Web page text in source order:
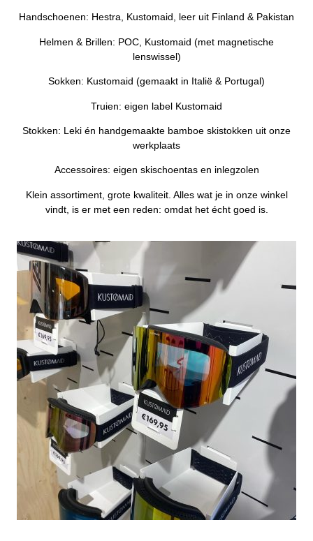
Handschoenen: Hestra, Kustomaid, leer uit Finland & Pakistan
Helmen & Brillen: POC, Kustomaid (met magnetische
lenswissel)
Sokken: Kustomaid (gemaakt in Italië & Portugal)
Truien: eigen label Kustomaid
Stokken: Leki én handgemaakte bamboe skistokken uit onze
werkplaats
Accessoires: eigen skischoentas en inlegzolen
Klein assortiment, grote kwaliteit. Alles wat je in onze winkel
vindt, is er met een reden: omdat het écht goed is.